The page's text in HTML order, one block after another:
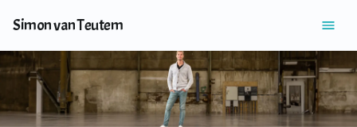
Simon van Teutem